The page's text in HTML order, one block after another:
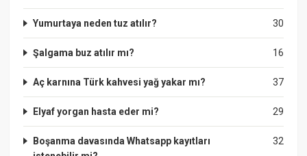
30
Yumurtaya neden tuz atılır?
16
Şalgama buz atılır mı?
37
Aç karnına Türk kahvesi yağ yakar mı?
29
Elyaf yorgan hasta eder mi?
32
Boşanma davasında Whatsapp kayıtları